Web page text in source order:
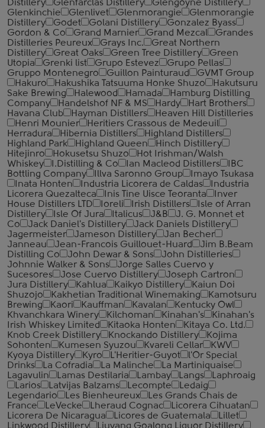
Distillery
Glenfarclas Distillery
Glengoyne Distillery
Glenkinchie
Glenlivet Glenmorangie
Glenmorangie
Distillery
Godet Golani Distillery
Gonzalez Byass
Gordon & Co
Grand Marnier Grand Mezcal
Grandes
Distilleries Peureux
Grays Inc.
Great Northern
Distillery
Great Oaks Green Tree Distillery
Green
Utopia
Grenki list Grupo Estevez
Grupo Pellas
Gruppo Montenegro
Guillon Painturaud
GVMT Group
Hakuro
Hakushika Tatsuuma Honke Shuzo
Hakutsuru
Sake Brewing
Halewood Hamada
Hamburg Distilling
Company
Handelshof NF & MS Hardy
Hart Brothers
Havana Club
Hayman Distillers
Heaven Hill Distilleries
Henri Mounier
Heritiers Crassous de Medeuil
Herradura
Hibernia Distillers
Highland Distillers
Highland Park
Highland Queen
Hinch Distillery
Hitejinro
Hokusetsu Shuzo
Hot Irishman/Walsh
Whiskey
I.Distilling & Co Ian Macleod Distillers
IBC
Bottling Company
Illva Saronno Group
Imayo Tsukasa
Inata Honten
Industria Licorera de Caldas
Industria
Licorera Quezalteca
Inis Tine Uisce Teoranta
Inver
House Distillers LTD
Ioreli Irish Distillers
Isle of Arran
Distillery
Isle Of Jura Italicus J&B
J. G. Monnet et
Co
Jack Daniel's Distillery
Jack Daniels Distillery
Jagermeister
Jameson Distillery
Jan Becher
Janneau
Jean-Francois Guillouet-Huard
Jim B.Beam
Distilling Co
John Dewar & Sons
John Distilleries
Johnnie Walker & Sons
Jorge Salles Cuervo y
Sucesores
Jose Cuervo Distillery
Joseph Cartron
Jura Distillery
Kahlua Kaikyo Distillery
Kaiun Doi
Shuzojo
Kakhetian Traditional Winemaking
Kamotsuru
Brewing
Kaori Kauffman Kavalan
Kentucky Owl
Khvanchkara Winery
Kilchoman Kinahan's
Kinahan's
Irish Whiskey Limited
Kitaoka Honten
Kitaya Co. Ltd.
Knob Creek Distillery
Knockando Distillery
Kojima
Sohonten
Kumesen Syuzou Kvareli Cellar
KWV
Kyoya Distillery
Kyro L'Heritier-Guyot
l'Or Special
Drinks
La Cofradia La Malinche
La Martiniquaise
Lagavulin
Lamas Destilaria Lambay Langs
Laphroaig
Larios
Latvijas Balzams Lecompte
Ledaig
Legendario
Les Bienheureux
Les Grands Chais de
France
LeVecke Lheraud Cognac
Licorera Cihuatan
Licorera De Nicaragua
Licores de Guatemala
Lillet